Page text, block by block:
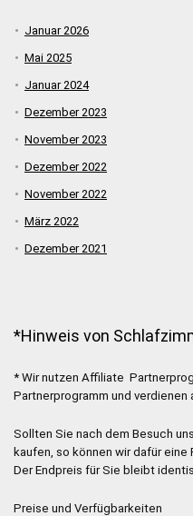
Januar 2026
Mai 2025
Januar 2024
Dezember 2023
November 2023
Dezember 2022
November 2022
März 2022
Dezember 2021
*Hinweis von
* Wir nutzen Affiliate
Partnerprogramm und verdienen
Sollten Sie nach dem Besuch
kaufen, so können wir dafür eine
Der Endpreis für Sie bleibt
Preise und Verfügbarkeiten